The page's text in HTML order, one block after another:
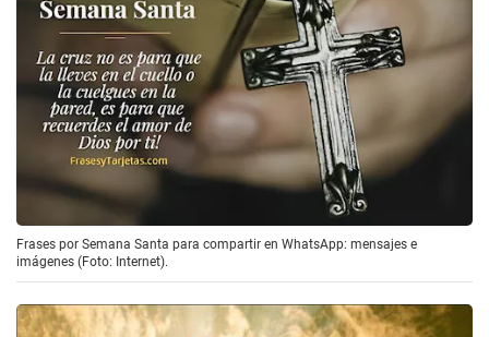
Frases por Semana Santa para compartir en WhatsApp: mensajes e
imágenes (Foto: Internet).